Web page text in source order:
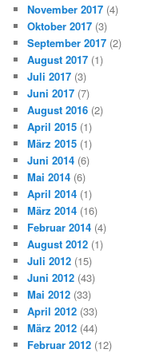
November 2017 (4)
Oktober 2017 (3)
September 2017 (2)
August 2017 (1)
Juli 2017 (3)
Juni 2017 (7)
August 2016 (2)
April 2015 (1)
März 2015 (1)
Juni 2014 (6)
Mai 2014 (6)
April 2014 (1)
März 2014 (16)
Februar 2014 (4)
August 2012 (1)
Juli 2012 (15)
Juni 2012 (43)
Mai 2012 (33)
April 2012 (33)
März 2012 (44)
Februar 2012 (12)